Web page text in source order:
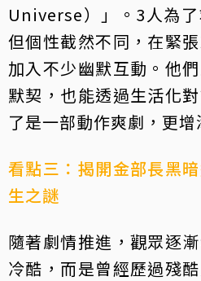
Universe）」。3人為了
但個性截然不同，在緊
加入不少幽默互動。他
默契，也能透過生活化
了是一部動作爽劇，更增
看點三：揭開金部長黑
生之謎
隨著劇情推進，觀眾逐
冷酷，而是曾經歷過殘